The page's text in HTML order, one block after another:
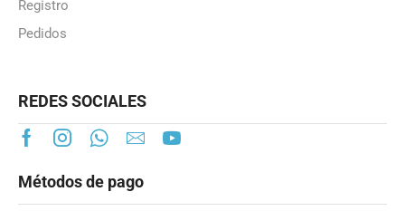
Registro
Pedidos
REDES SOCIALES
Métodos de pago